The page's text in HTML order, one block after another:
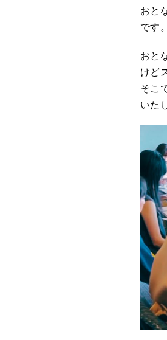
おと
です。
おと
けど
そこ
いた